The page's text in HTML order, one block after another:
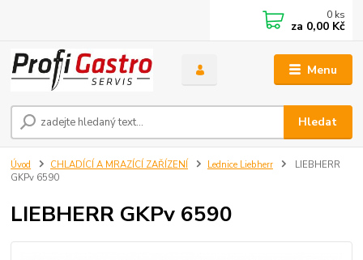
Menu
Hledat
0 ks
za 0,00 Kč
Úvod CHLADÍCÍ A MRAZÍCÍ ZAŘÍZENÍ Lednice Liebherr
LIEBHERR
GKPv 6590
LIEBHERR GKPv 6590